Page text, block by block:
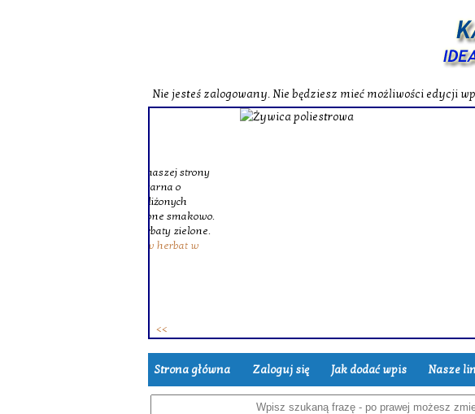
Nie jesteś zalogowany. Nie będziesz mieć możliwości edycji
Strona główna Zaloguj się Jak dodać wpis Nasze